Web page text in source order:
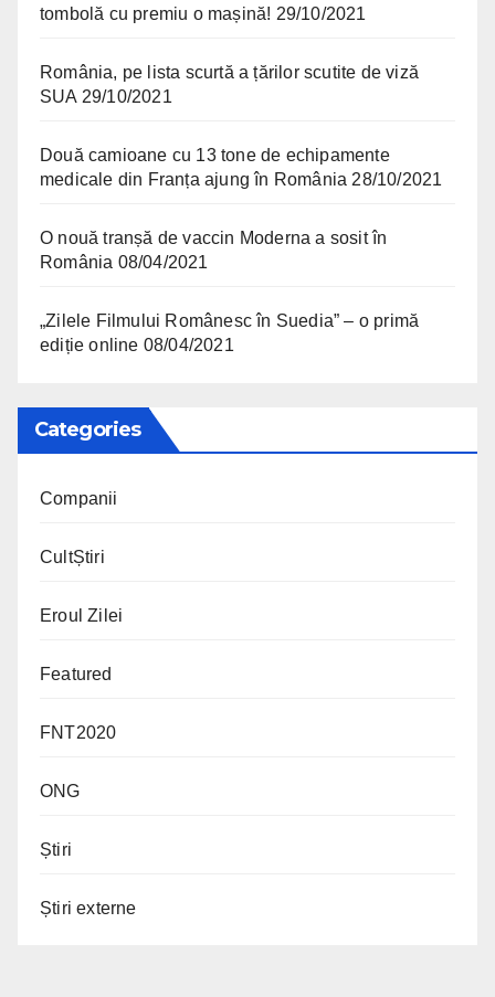
tombolă cu premiu o mașină! 29/10/2021
România, pe lista scurtă a țărilor scutite de viză
SUA 29/10/2021
Două camioane cu 13 tone de echipamente
medicale din Franța ajung în România 28/10/2021
O nouă tranșă de vaccin Moderna a sosit în
România 08/04/2021
„Zilele Filmului Românesc în Suedia” – o primă
ediție online 08/04/2021
Categories
Companii
CultȘtiri
Eroul Zilei
Featured
FNT2020
ONG
Știri
Știri externe